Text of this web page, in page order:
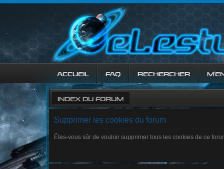
ACCUEIL FAQ RECHERCHER
INDEX DU FORUM
Supprimer les cookies du forum
Êtes-vous sûr de vouloir supprimer tous les cookies de ce